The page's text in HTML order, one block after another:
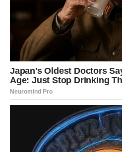
zajedno krenuli. Unatoč
prijašnjim trudnoćama, njezina
majčinsku ulogu. Nasuprot
trudnoću doživljavala kao sveti
ogromnu i neopisivu radost.
Tijekom cijele trudnoće bila je
pozitivnih osjećaja. Kad je
to iskustvo opisala kao
Svetlana Bojković, cijenjena
osvojila je publiku svojim
upečatljivom pojavnošću na